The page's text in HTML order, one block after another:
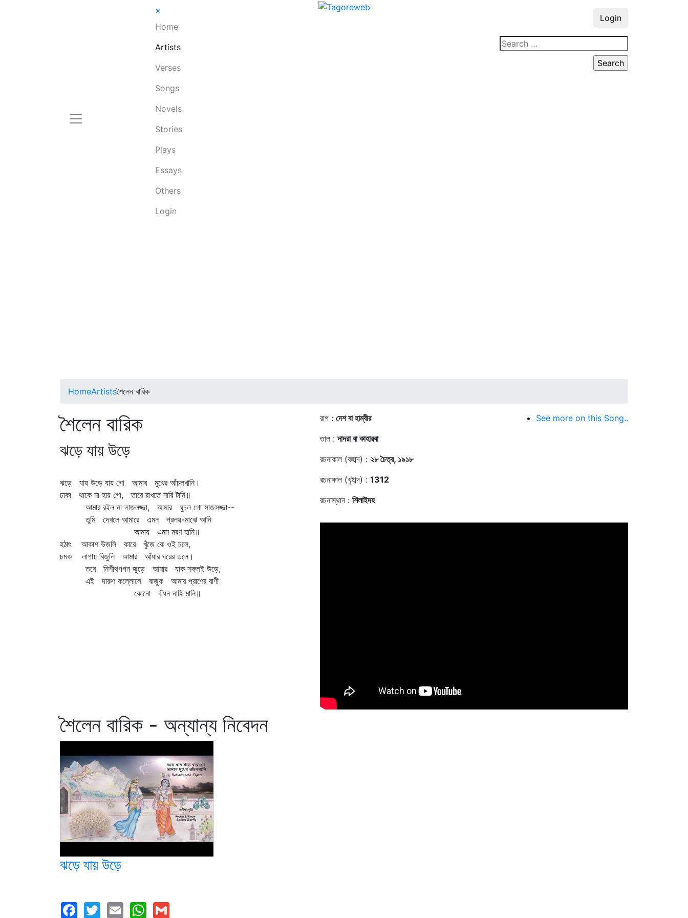
×
Home
Artists
Verses
Songs
Novels
Stories
Plays
Essays
Others
Login
Login
HomeArtistsশৈলেন বারিক
শৈলেন বারিক
ঝড়ে যায় উড়ে
ঝড়ে যায় উড়ে যায় গো আমার মুখের আঁচলখানি।
ঢাকা থাকে না হায় গো, তারে রাখতে নারি টানি॥
আমার রইল না লাজলজ্জা, আমার ঘুচল গো সাজসজ্জা--
তুমি দেখলে আমারে এমন প্রলয়-মাঝে আনি
আমায় এমন মরণ হানি॥
হঠাৎ আকাশ উজলি কারে খুঁজে কে ওই চলে,
চমক লাগায় বিজুলি আমার আঁধার ঘরের তলে।
তবে নিশীথগগন জুড়ে আমার যাক সকলই উড়ে,
এই দারুণ কল্লোলে বাজুক আমার প্রাণের বাণী
কোনো বাঁধন নাহি মানি॥
রাগ : দেশ বা হাম্বীর
তাল :দাদরা বা কাহারবা
রচনাকাল (বঙ্গাব্দ) : ২৮ চৈত্র, ১৯১৮
রচনাকাল (খৃষ্টাব্দ) : 1312
রচনাস্থান : শিলাইদহ
See more on this Song..
শৈলেন বারিক - অন্যান্য নিবেদন
ঝড়ে যায় উড়ে